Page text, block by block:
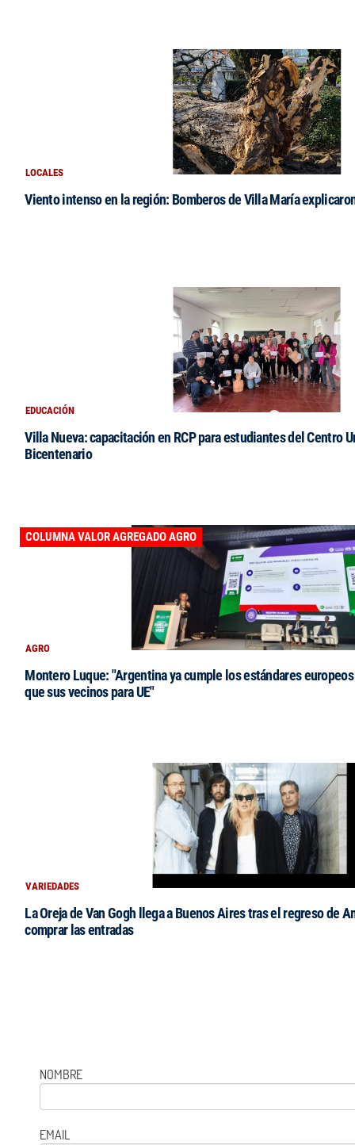
LOCALES
Viento intenso en la región: Bomberos de Villa María
EDUCACIÓN
Villa Nueva: capacitación en RCP para estudiantes del Centro
Bicentenario
AGRO
COLUMNA VALOR AGREGADO AGRO
Montero Luque: "Argentina ya cumple los estándares
que sus vecinos para UE"
VARIEDADES
La Oreja de Van Gogh llega a Buenos Aires tras el regreso de
comprar las entradas
NOMBRE
EMAIL